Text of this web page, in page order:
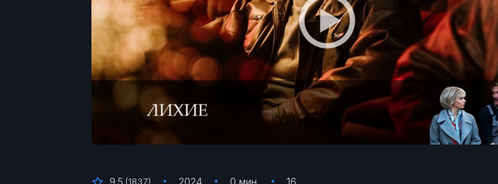
9.5 (1837) 2024 0 мин. 16